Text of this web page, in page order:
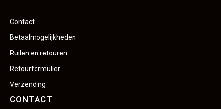
Contact
Betaalmogelijkheden
Ruilen en retouren
Retourformulier
Verzending
CONTACT